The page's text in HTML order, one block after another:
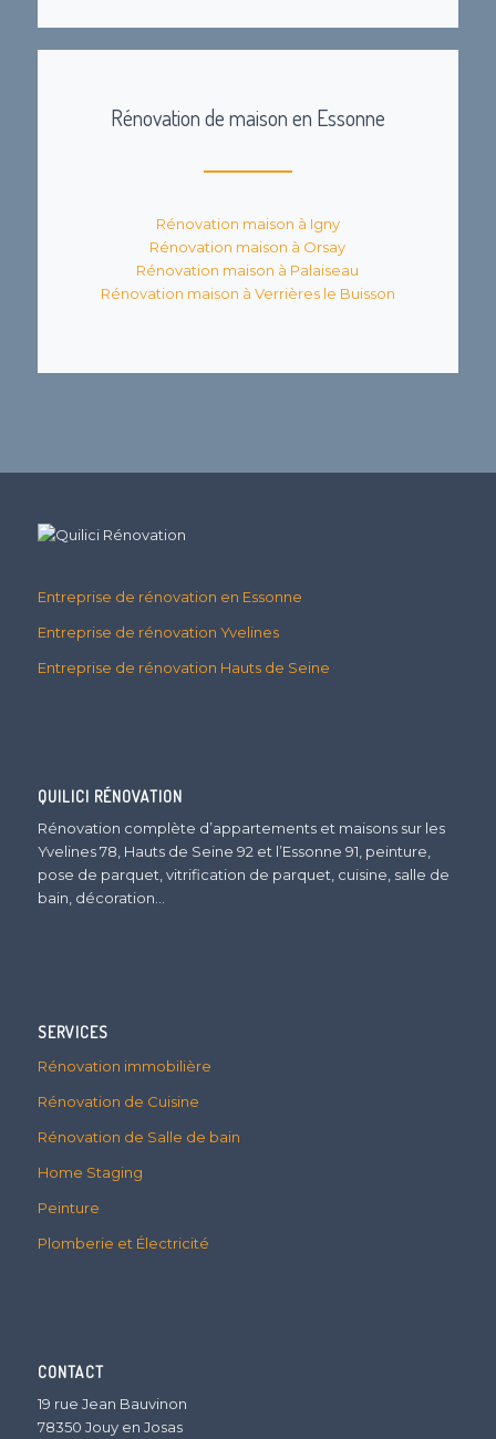
Rénovation de maison en Essonne
Rénovation maison à Igny
Rénovation maison à Orsay
Rénovation maison à Palaiseau
Rénovation maison à Verrières le Buisson
Entreprise de rénovation en Essonne
Entreprise de rénovation Yvelines
Entreprise de rénovation Hauts de Seine
QUILICI RÉNOVATION
Rénovation complète d’appartements et maisons sur les
Yvelines 78, Hauts de Seine 92 et l’Essonne 91, peinture,
pose de parquet, vitrification de parquet, cuisine, salle de
bain, décoration…
SERVICES
Rénovation immobilière
Rénovation de Cuisine
Rénovation de Salle de bain
Home Staging
Peinture
Plomberie et Électricité
CONTACT
19 rue Jean Bauvinon
78350 Jouy en Josas